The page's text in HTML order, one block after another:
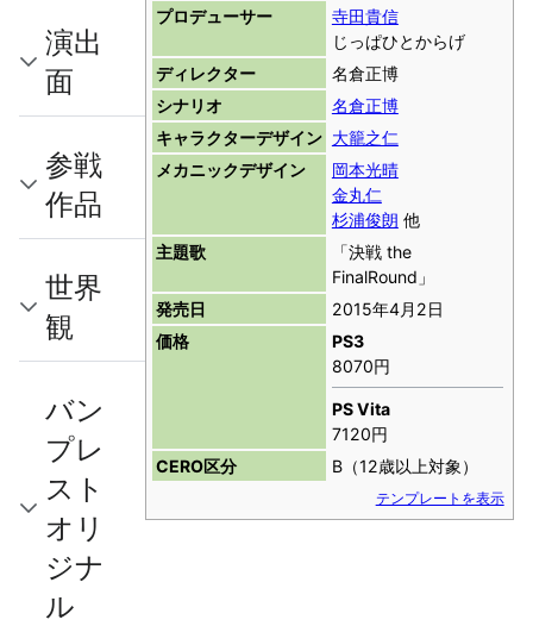
プロデューサー
寺田貴信
じっぱひとからげ
ディレクター
名倉正博
シナリオ
名倉正博
キャラクターデザイン 大籠之仁
メカニックデザイン
岡本光晴
金丸仁
杉浦俊朗 他
主題歌
「決戦 the
FinalRound」
発売日
2015年4月2日
価格
PS3
8070円
PS Vita
7120円
CERO区分
B（12歳以上対象）
テンプレートを表示
演出
面
参戦
作品
世界
観
バン
プレ
スト
オリ
ジナ
ル